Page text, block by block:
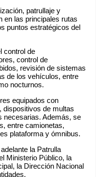
patrullaje y
en las principales rutas
puntos estratégicos del
control de
control de
revisión de sistemas
de los vehículos, entre
nocturnos.
equipados con
dispositivos de multas
necesarias. Además, se
entre camionetas,
plataforma y ómnibus.
la Patrulla
Ministerio Público, la
la Dirección Nacional